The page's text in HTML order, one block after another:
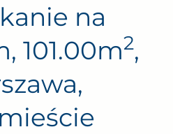
na
101.00m2,